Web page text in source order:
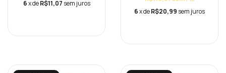
6x deR$11,07 sem juros
6x deR$20,99 sem juros